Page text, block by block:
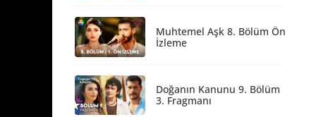
Muhtemel Aşk 8. Bölüm Ön
İzleme
Doğanın Kanunu 9. Bölüm
3. Fragmanı